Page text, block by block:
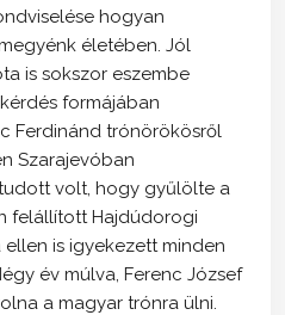
hogyan
életében. Jól
is sokszor eszembe
formájában
Ferdinánd trónörökösről
Szarajevóban
volt, hogy gyűlölte a
felállított Hajdúdorogi
is igyekezett minden
év múlva, Ferenc József
a magyar trónra ülni.